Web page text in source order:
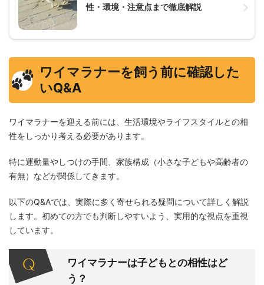
性・環境・注意点まで徹底解説
ワイマラナーを飼う前に確認した
いQ&A
ワイマラナーを迎える前には、生活環境やライフスタイルとの相
性をしっかり考える必要があります。
特に運動量やしつけの手間、家族構成（小さな子どもや高齢者の
有無）などが関係してきます。
以下のQ&Aでは、実際に多く寄せられる疑問について詳しく解説
します。初めての方でも判断しやすいよう、実用的な視点を重視
しています。
ワイマラナーは子どもとの相性はど
う？